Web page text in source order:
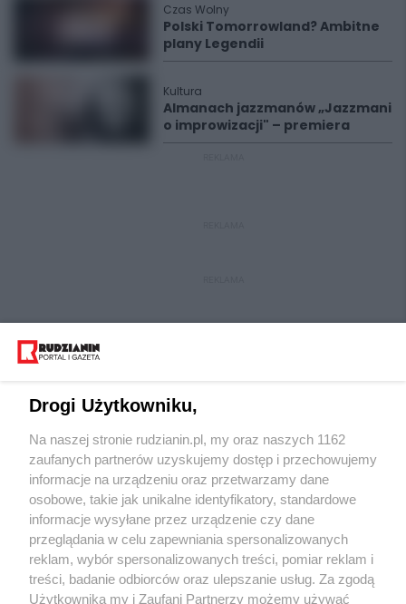
Czas Wolny
Polski Tomorrowland? Ambitne
plany Legendii
Kultura
Almanach jazzmanów „Jazzmani
o improwizacji" – premiera
Wydawca mediów lokalnych
Nie zapomnij
zapoznać się z:
polityką prywatności regulamin korzystania z portali
Drogi Użytkowniku,
Na naszej stronie rudzianin.pl, my oraz naszych 1162
zaufanych partnerów uzyskujemy dostęp i przechowujemy
informacje na urządzeniu oraz przetwarzamy dane
osobowe, takie jak unikalne identyfikatory, standardowe
informacje wysyłane przez urządzenie czy dane
przeglądania w celu zapewniania spersonalizowanych
reklam, wybór spersonalizowanych treści, pomiar reklam i
treści, badanie odbiorców oraz ulepszanie usług. Za zgodą
Użytkownika my i Zaufani Partnerzy możemy używać